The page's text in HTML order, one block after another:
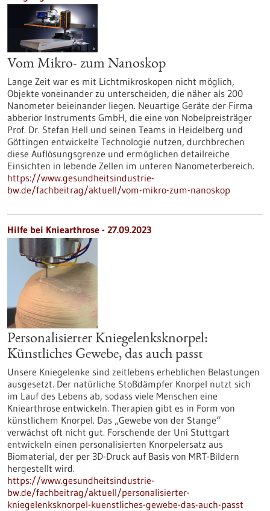
Vom Mikro- zum Nanoskop
Lange Zeit war es mit Lichtmikroskopen nicht möglich,
Objekte voneinander zu unterscheiden, die näher als 200
Nanometer beieinander liegen. Neuartige Geräte der Firma
abberior Instruments GmbH, die eine von Nobelpreisträger
Prof. Dr. Stefan Hell und seinen Teams in Heidelberg und
Göttingen entwickelte Technologie nutzen, durchbrechen
diese Auflösungsgrenze und ermöglichen detailreiche
Einsichten in lebende Zellen im unteren Nanometerbereich.
https://www.gesundheitsindustrie-
bw.de/fachbeitrag/aktuell/vom-mikro-zum-nanoskop
Hilfe bei Kniearthrose - 27.09.2023
Personalisierter Kniegelenksknorpel:
Künstliches Gewebe, das auch passt
Unsere Kniegelenke sind zeitlebens erheblichen Belastungen
ausgesetzt. Der natürliche Stoßdämpfer Knorpel nutzt sich
im Lauf des Lebens ab, sodass viele Menschen eine
Kniearthrose entwickeln. Therapien gibt es in Form von
künstlichem Knorpel. Das „Gewebe von der Stange“
verwächst oft nicht gut. Forschende der Uni Stuttgart
entwickeln einen personalisierten Knorpelersatz aus
Biomaterial, der per 3D-Druck auf Basis von MRT-Bildern
hergestellt wird.
https://www.gesundheitsindustrie-
bw.de/fachbeitrag/aktuell/personalisierter-
kniegelenksknorpel-kuenstliches-gewebe-das-auch-passt